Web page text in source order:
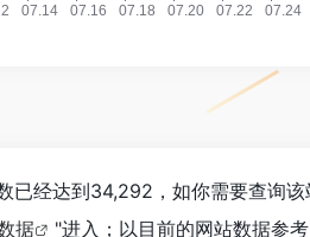
已经达到34,292，如你需要查询
据
"进入；以目前的网站数据参